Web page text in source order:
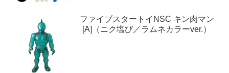
ファイブスタートイNSC キン肉マン
[A]（ニク塩び／ラムネカラーver.）